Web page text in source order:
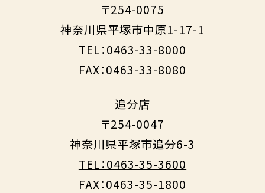
〒254-0075
神奈川県平塚市中原1-17-1
TEL：0463-33-8000
FAX：0463-33-8080
追分店
〒254-0047
神奈川県平塚市追分6-3
TEL：0463-35-3600
FAX：0463-35-1800